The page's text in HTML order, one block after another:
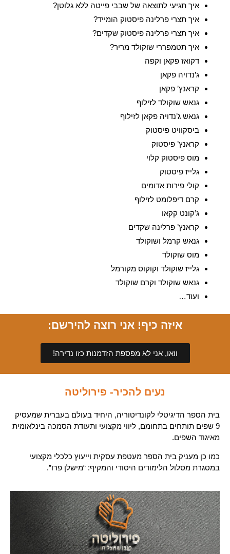
איך תגיעי לתוצאה של שבבי פייטה ללא גלוטן?
איך תצרי פרלינה פיסטוק הומייד?
איך תצרי פרלינה פיסטוק שקדים?
איך תטמפררי שוקולד מריר?
דקואז פקאן וקפה
ג’נדויה פקאן
קראנץ’ פקאן
גנאש שוקולד לזילוף
גנאש ג’נדויה פקאן לזילוף
ביסקוויט פיסטוק
קראנץ’ פיסטוק
מוס פיסטוק קלוי
גלייז פיסטוק
קולי פירות אדומים
קרם דיפלומט לזילוף
ג’קונט קקאו
קראנץ’ פרלינה שקדים
גנאש קרמל ושוקולד
מוס שוקולד
גלייז שוקולד וקוקוס מקורמל
גנאש שוקולד וקרם שוקולד
ועוד…
איזה כיף! אני רוצה להירשם:
וואו, אני לא מפספת הזדמנות כזו נדירה!
נעים להכיר- פירוליטה
בית הספר הדיגיטלי לקונדיטוריה, היחיד בעולם בעברית שמעסיק
9 שפים תותחים בתחומם, ליווי מקצועי ותעודת הסמכה בינלאומית
מאיגוד השפים.
כמו כן מעניק בית הספר מעטפת עסקית וייעוץ כלכלי מקצועי
במסגרת מסלול הלימודים היסודי והמקיף: “מישלן פרו”.